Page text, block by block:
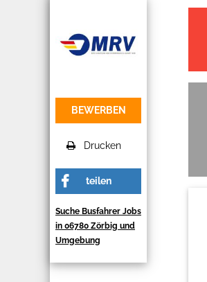
BEWERBEN
Drucken
teilen
Suche Busfahrer Jobs
in 06780 Zörbig und
Umgebung